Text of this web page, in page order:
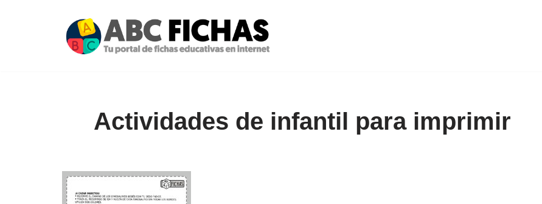
Actividades de infantil para imprimir